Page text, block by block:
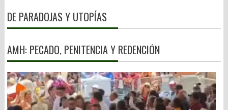
DE PARADOJAS Y UTOPÍAS
AMH: PECADO, PENITENCIA Y REDENCIÓN